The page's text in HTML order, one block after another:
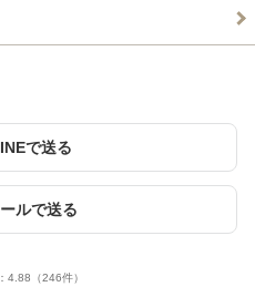
で送る
ルで送る
4.88 （246件）